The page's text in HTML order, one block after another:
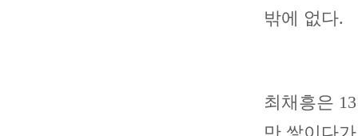
밖에 없다.
최채흥은